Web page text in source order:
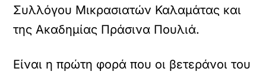
Συλλόγου Μικρασιατών Καλαμάτας και
της Ακαδημίας Πράσινα Πουλιά.
Είναι η πρώτη φορά που οι βετεράνοι του